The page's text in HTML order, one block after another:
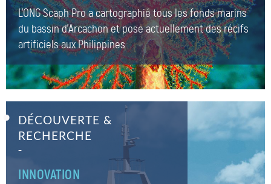
L'ONG Scaph Pro a cartographié tous les fonds marins
du bassin d'Arcachon et pose actuellement des récifs
artificiels aux Philippines
DÉCOUVERTE &
RECHERCHE
–
INNOVATION